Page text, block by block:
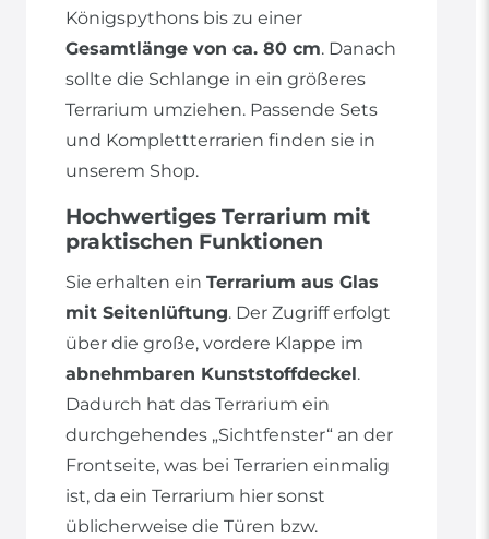
Königspythons bis zu einer
Gesamtlänge von ca. 80 cm. Danach
sollte die Schlange in ein größeres
Terrarium umziehen. Passende Sets
und Komplettterrarien finden sie in
unserem Shop.
Hochwertiges Terrarium mit
praktischen Funktionen
Sie erhalten ein Terrarium aus Glas
mit Seitenlüftung. Der Zugriff erfolgt
über die große, vordere Klappe im
abnehmbaren Kunststoffdeckel .
Dadurch hat das Terrarium ein
durchgehendes „Sichtfenster“ an der
Frontseite, was bei Terrarien einmalig
ist, da ein Terrarium hier sonst
üblicherweise die Türen bzw.